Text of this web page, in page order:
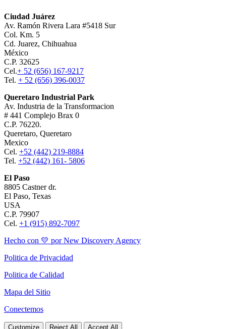
Ciudad Juárez
Av. Ramón Rivera Lara #5418 Sur
Col. Km. 5
Cd. Juarez, Chihuahua
México
C.P. 32625
Cel.+ 52 (656) 167-9217
Tel. + 52 (656) 396-0037
Queretaro Industrial Park
Av. Industria de la Transformacion
# 441 Complejo Brax 0
C.P. 76220.
Queretaro, Queretaro
Mexico
Cel. +52 (442) 219-8884
Tel. +52 (442) 161- 5806
El Paso
8805 Castner dr.
El Paso, Texas
USA
C.P. 79907
Cel. +1 (915) 892-7097
Hecho con 💛 por New Discovery Agency
Politica de Privacidad
Politica de Calidad
Mapa del Sitio
Conectemos
Customize Reject All Accept All